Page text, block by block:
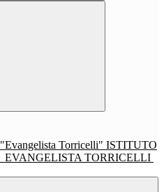
ISTITUTO
EVANGELISTA TORRICELLI